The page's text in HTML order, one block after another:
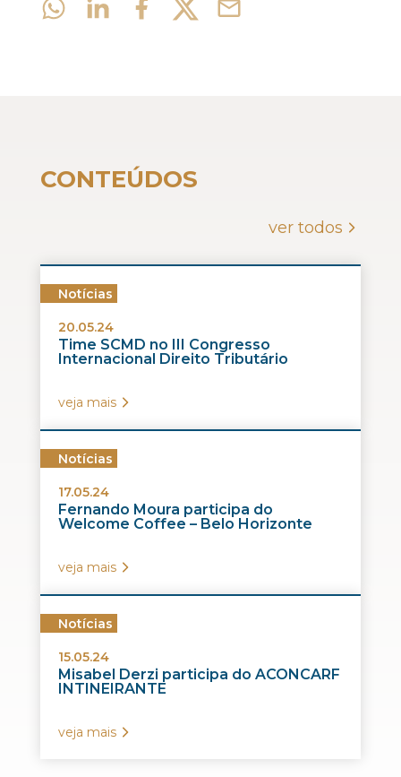
CONTEÚDOS
ver todos
Notícias
20.05.24
Time SCMD no III Congresso
Internacional Direito Tributário
veja mais
Notícias
17.05.24
Fernando Moura participa do
Welcome Coffee – Belo Horizonte
veja mais
Notícias
15.05.24
Misabel Derzi participa do ACONCARF
INTINEIRANTE
veja mais